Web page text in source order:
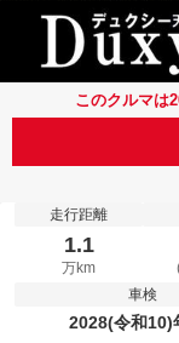
このクルマは
走行距離
1.1
万km
車検
2028(令和10)